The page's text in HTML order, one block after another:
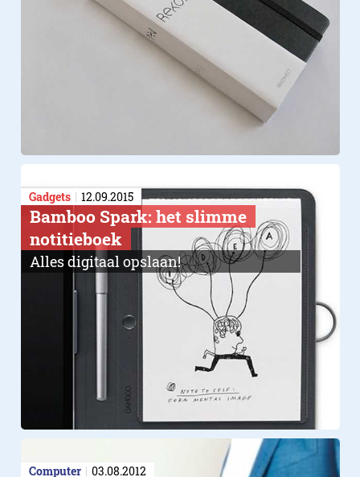
Toshiba Libretto
Gadgets 12.09.2015
Bamboo Spark: het slimme
notitieboek
Alles digitaal opslaan!
Computer 03.08.2012